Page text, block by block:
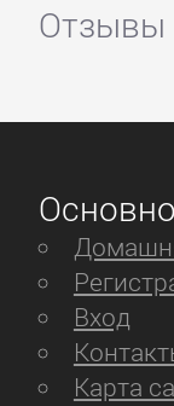
Отзывы
Вход
Карта